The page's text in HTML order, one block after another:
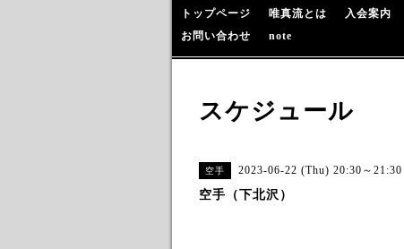
トップページ 唯真流とは 入会案内
お問い合わせ
note
スケジュール
空手 2023-06-22 (Thu) 20:30～21:30
空手（下北沢）